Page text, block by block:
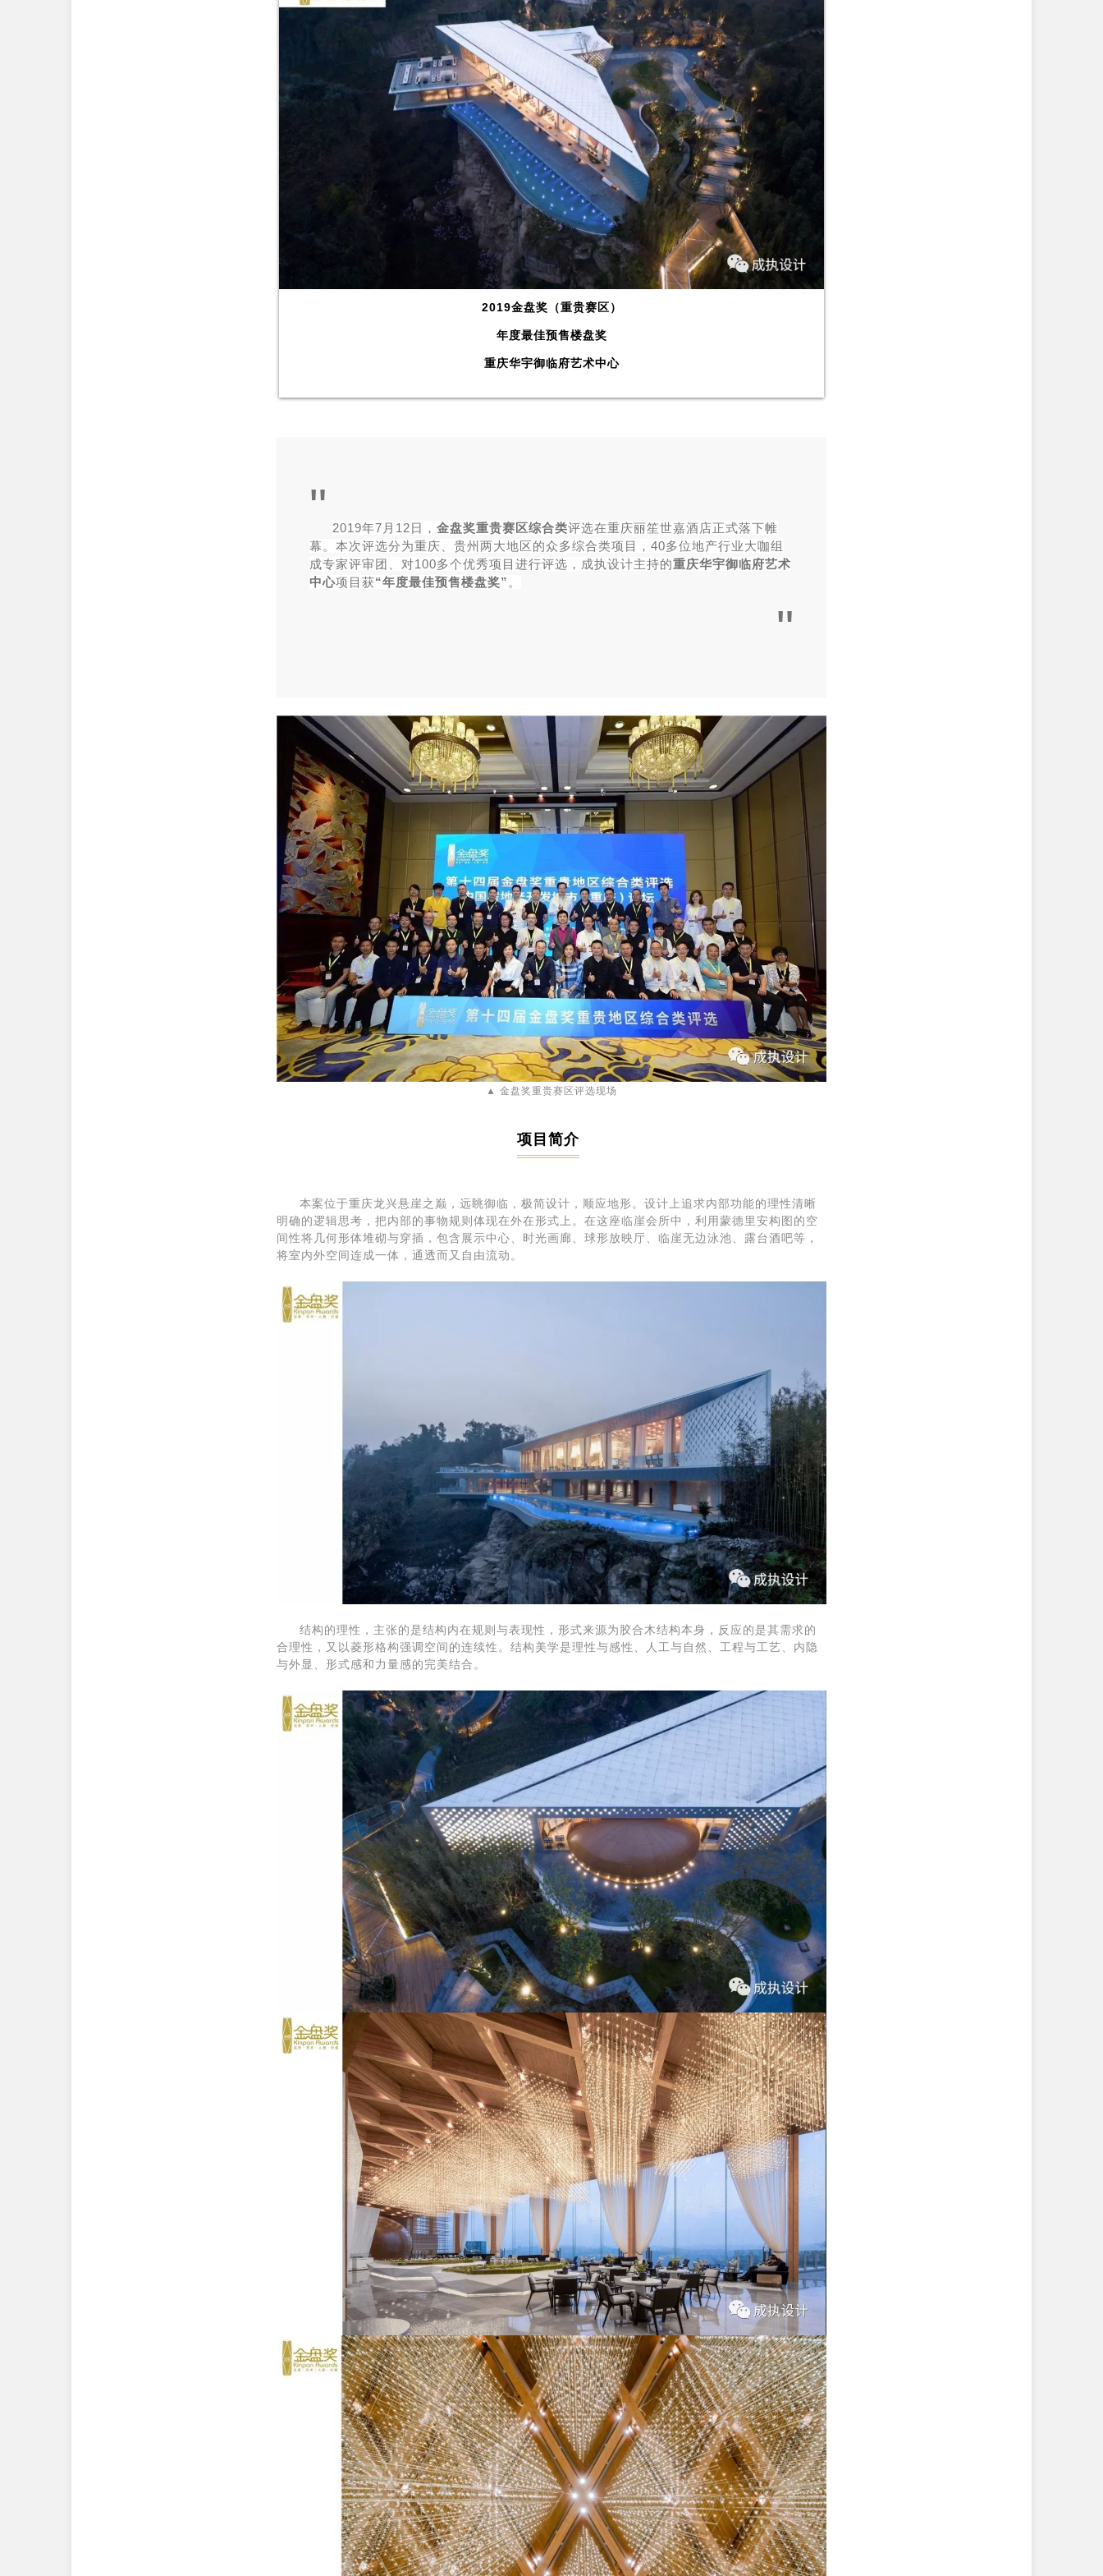
2019金盘奖（重贵赛区）
年度最佳预售楼盘奖
重庆华宇御临府艺术中心
" 2019年7月12日， 金盘奖重贵赛区综合类评选在重庆丽笙世嘉酒店正式落下帷
幕。 本次评选分为重庆、贵州两大地区的众多综合类项目，40多位地产行业大咖组
成专家评审团、对100多个优秀项目进行评选，成执设计主持的重庆华宇御临府艺术
中心项目获“年度最佳预售楼盘奖” 。
"
▲ 金盘奖重贵赛区评选现场
项目简介
本案位于重庆龙兴悬崖之巅，远眺御临，极简设计，顺应地形。 设计上追求内部功能的理性清晰
明确的逻辑思考，把内部的事物规则体现在外在形式上。 在这座临崖会所中，利用蒙德里安构图的空
间性将几何形体堆砌与穿插，包含展示中心、时光画廊、球形放映厅、临崖无边泳池、露台酒吧等，
将室内外空间连成一体，通透而又自由流动。
结构的理性，主张的是结构内在规则与表现性，形式来源为胶合木结构本身，反应的是其需求的
合理性，又以菱形格构强调空间的连续性。 结构美学是理性与感性、人工与自然、工程与工艺、内隐
与外显、形式感和力量感的完美结合。